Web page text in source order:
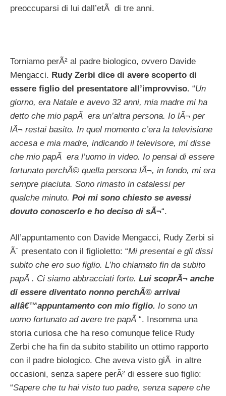
preoccuparsi di lui dall’etÃ di tre anni.
Torniamo perÃ² al padre biologico, ovvero Davide
Mengacci. Rudy Zerbi dice di avere scoperto di
essere figlio del presentatore all’improvviso. “Un
giorno, era Natale e avevo 32 anni, mia madre mi ha
detto che mio papÃ era un’altra persona. Io lÃ¬ per
lÃ¬ restai basito. In quel momento c’era la televisione
accesa e mia madre, indicando il televisore, mi disse
che mio papÃ era l’uomo in video. Io pensai di essere
fortunato perchÃ© quella persona lÃ¬, in fondo, mi era
sempre piaciuta. Sono rimasto in catalessi per
qualche minuto. Poi mi sono chiesto se avessi
dovuto conoscerlo e ho deciso di sÃ¬“.
All’appuntamento con Davide Mengacci, Rudy Zerbi si
Ã¨ presentato con il figlioletto: “Mi presentai e gli dissi
subito che ero suo figlio. L’ho chiamato fin da subito
papÃ . Ci siamo abbracciati forte. Lui scoprÃ¬ anche
di essere diventato nonno perchÃ© arrivai
allâ€™appuntamento con mio figlio. Io sono un
uomo fortunato ad avere tre papÃ “. Insomma una
storia curiosa che ha reso comunque felice Rudy
Zerbi che ha fin da subito stabilito un ottimo rapporto
con il padre biologico. Che aveva visto giÃ in altre
occasioni, senza sapere perÃ² di essere suo figlio:
“Sapere che tu hai visto tuo padre, senza sapere che